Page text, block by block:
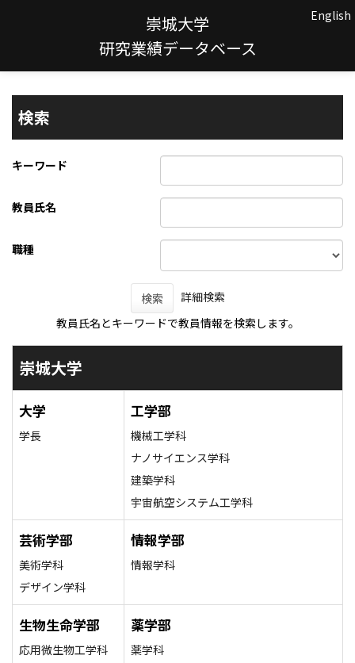
崇城大学
研究業績データベース
English
検索
キーワード
教員氏名
職種
検索
詳細検索
教員氏名とキーワードで教員情報を検索します。
崇城大学
大学
学長
工学部
機械工学科
ナノサイエンス学科
建築学科
宇宙航空システム工学科
芸術学部
美術学科
デザイン学科
情報学部
情報学科
生物生命学部
応用微生物工学科
薬学部
薬学科